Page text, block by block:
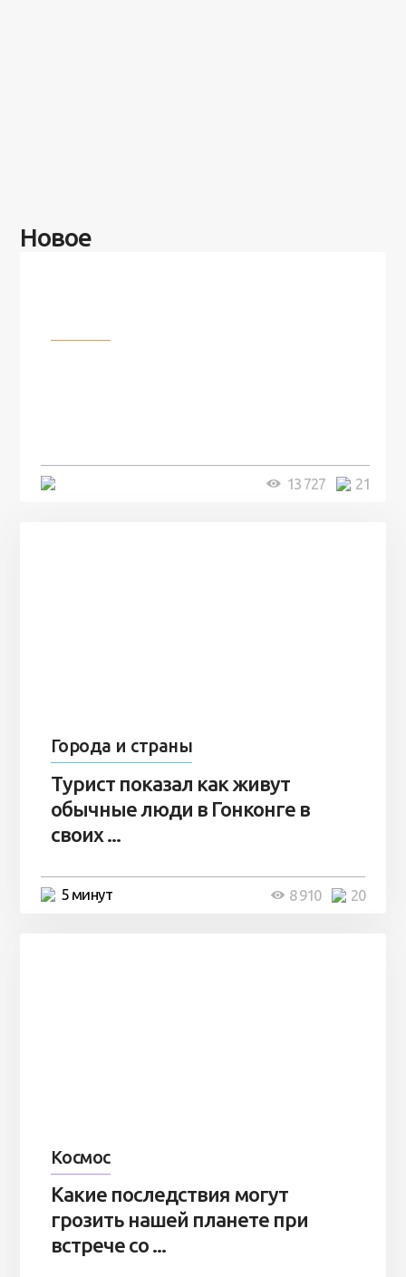
Новое
21
13 727
Города и страны
Турист показал как живут
обычные люди в Гонконге в
своих ...
5 минут 20
8 910
Космос
Какие последствия могут
грозить нашей планете при
встрече со ...